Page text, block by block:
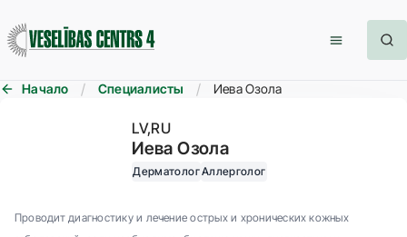
Начало Специалисты Иева Озола
LV RU
Иева Озола
ДерматологАллерголог
Проводит диагностику и лечение острых и хронических кожных